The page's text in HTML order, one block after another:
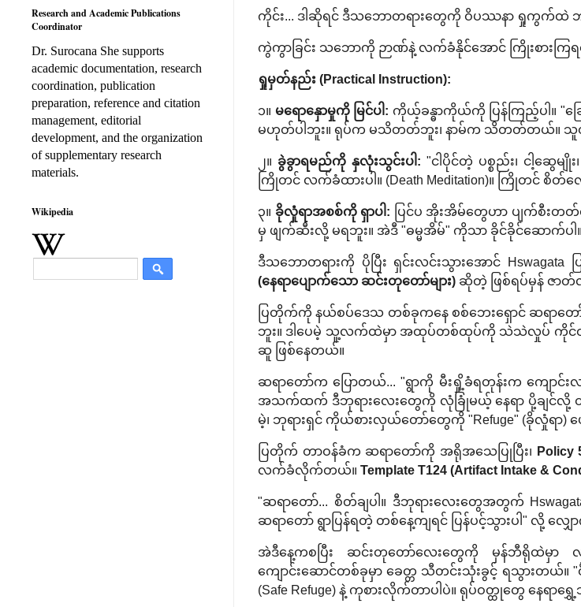
ကိုင်း... ဒါဆိုရင် ဒီသဘောတရားတွေကို ဝိပဿနာ ရှုကွက်
ကွဲကွာခြင်း သဘောကို ဉာဏ်နဲ့ လက်ခံနိုင်အောင် ကြိုးစားကြရ
ရှုမှတ်နည်း (Practical Instruction):
၁။ မရောနှောမှုကို မြင်ပါ: ကိုယ့်ခန္ဓာကိုယ်ကို ပြန်ကြည့်ပါ။ "
မဟုတ်ပါဘူး။ ရုပ်က မသိတတ်ဘူး၊ နာမ်က သိတတ်တယ်။ သူတို့
၂။ ခွဲခွာရမည်ကို နှလုံးသွင်းပါ: "ငါပိုင်တဲ့ ပစ္စည်း၊ ငါ့ဆွေမ
ကြိုတင် လက်ခံထားပါ။ (Death Meditation)။ ကြိုတင်
၃။ ခိုလှုံရာအစစ်ကို ရှာပါ: ပြင်ပ အိုးအိမ်တွေဟာ ပျက်စီ
မှ ဖျက်ဆီးလို့ မရဘူး။ အဲဒီ "ဓမ္မအိမ်" ကိုသာ ခိုင်ခိုင်ဆောက်ပါ။
ဒီသဘောတရားကို ပိုပြီး ရှင်းလင်းသွားအောင် Hswagata
(နေရာပျောက်သော ဆင်းတုတော်များ) ဆိုတဲ့ ဖြစ်ရပ်မှန် ဇာတ်
ပြတိုက်ကို နယ်စပ်ဒေသ တစ်ခုကနေ စစ်ဘေးရှောင် ဆရာတော်
ဘူး။ ဒါပေမဲ့ သူ့လက်ထဲမှာ အထုပ်တစ်ထုပ်ကို သဲသဲလှုပ် ကိုင်ထာ
ဆူ ဖြစ်နေတယ်။
ဆရာတော်က ပြောတယ်... "ရွာကို မီးရှို့ခံရတုန်းက ကျောင်း
အသက်ထက် ဒီဘုရားလေးတွေကို လုံခြုံမယ့် နေရာ ပို့ချင်လို့
မဲ့၊ ဘုရားရှင် ကိုယ်စားလှယ်တော်တွေကို "Refuge" (ခိုလှုံရာ)
ပြတိုက် တာဝန်ခံက ဆရာတော်ကို အရိုအသေပြုပြီး၊ Policy
လက်ခံလိုက်တယ်။ Template T124 (Artifact Intake &
"ဆရာတော်... စိတ်ချပါ။ ဒီဘုရားလေးတွေအတွက်
ဆရာတော် ရွာပြန်ရတဲ့ တစ်နေ့ကျရင် ပြန်ပင့်သွားပါ" လို့ လ
အဲဒီနေ့ကစပြီး ဆင်းတုတော်လေးတွေကို မှန်ဘီရိုထဲမှ
ကျောင်းဆောင်တစ်ခုမှာ ခေတ္တ သီတင်းသုံးခွင့် ရသွားတယ်။ "
(Safe Refuge) နဲ့ ကုစားလိုက်တာပါပဲ။ ရုပ်ဝတ္ထုတွေ န
Research and Academic Publications
Coordinator
Dr. Surocana She supports
academic documentation, research
coordination, publication
preparation, reference and citation
management, editorial
development, and the organization
of supplementary research
materials.
Wikipedia